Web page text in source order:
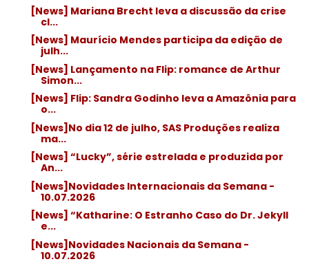
[News] Mariana Brecht leva a discussão da crise
cl...
[News] Maurício Mendes participa da edição de
julh...
[News] Lançamento na Flip: romance de Arthur
Simon...
[News] Flip: Sandra Godinho leva a Amazônia para
o...
[News]No dia 12 de julho, SAS Produções realiza
ma...
[News] “Lucky”, série estrelada e produzida por
An...
[News]Novidades Internacionais da Semana -
10.07.2026
[News] “Katharine: O Estranho Caso do Dr. Jekyll
e...
[News]Novidades Nacionais da Semana -
10.07.2026